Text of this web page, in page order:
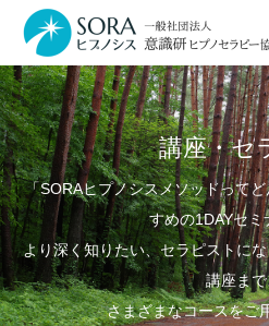
講座・セ
「SORAヒプノシスメソッドって
すめの1DAYセミ
より深く知りたい、セラピストに
講座ま
さまざまなコースをご